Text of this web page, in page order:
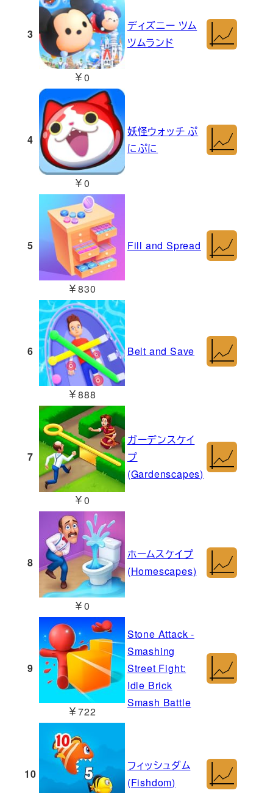
3
￥0
ディズニー ツム
ツムランド
4
￥0
妖怪ウォッチ ぷ
にぷに
5
￥830
Fill and Spread
6
￥888
Belt and Save
7
￥0
ガーデンスケイ
プ
(Gardenscapes)
8
￥0
ホームスケイプ
(Homescapes)
9
￥722
Stone Attack -
Smashing
Street Fight:
Idle Brick
Smash Battle
10
フィッシュダム
(Fishdom)